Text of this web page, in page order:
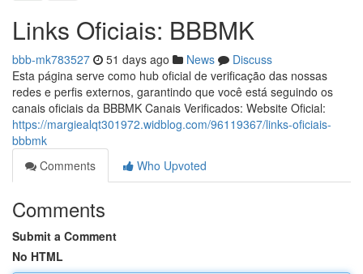
Links Oficiais: BBBMK
bbb-mk783527 51 days ago News
Discuss
Esta página serve como hub oficial de verificação das nossas
redes e perfis externos, garantindo que você está seguindo os
canais oficiais da BBBMK Canais Verificados: Website Oficial:
https://margiealqt301972.widblog.com/96119367/links-oficiais-
bbbmk
Comments
Who Upvoted
Comments
Submit a Comment
No HTML